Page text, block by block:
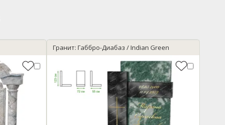
Гранит: Габбро-Диабаз / Indian Green